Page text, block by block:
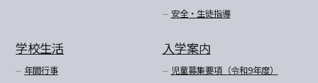
安全・生徒指導
学校生活
年間行事
入学案内
児童募集要項（令和9年度）